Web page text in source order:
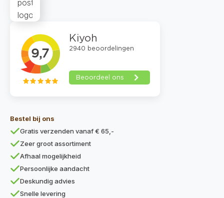
Bestel bij ons
Gratis verzenden vanaf € 65,-
Zeer groot assortiment
Afhaal mogelijkheid
Persoonlijke aandacht
Deskundig advies
Snelle levering